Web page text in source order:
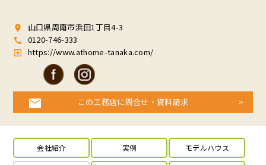
room 山口県周南市浜田1丁目4-3
call 0120-746-333
exit_to_app https://www.athome-tanaka.com/
この工務店に問合せ・資料請求
会社紹介 実例 モデルハウス